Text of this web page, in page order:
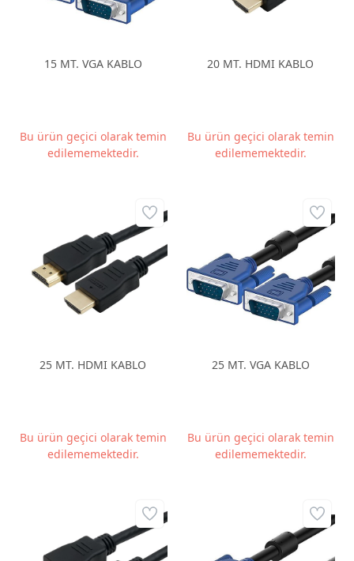
15 MT. VGA KABLO
Bu ürün geçici olarak temin
edilememektedir.
20 MT. HDMI KABLO
Bu ürün geçici olarak temin
edilememektedir.
25 MT. HDMI KABLO
Bu ürün geçici olarak temin
edilememektedir.
25 MT. VGA KABLO
Bu ürün geçici olarak temin
edilememektedir.